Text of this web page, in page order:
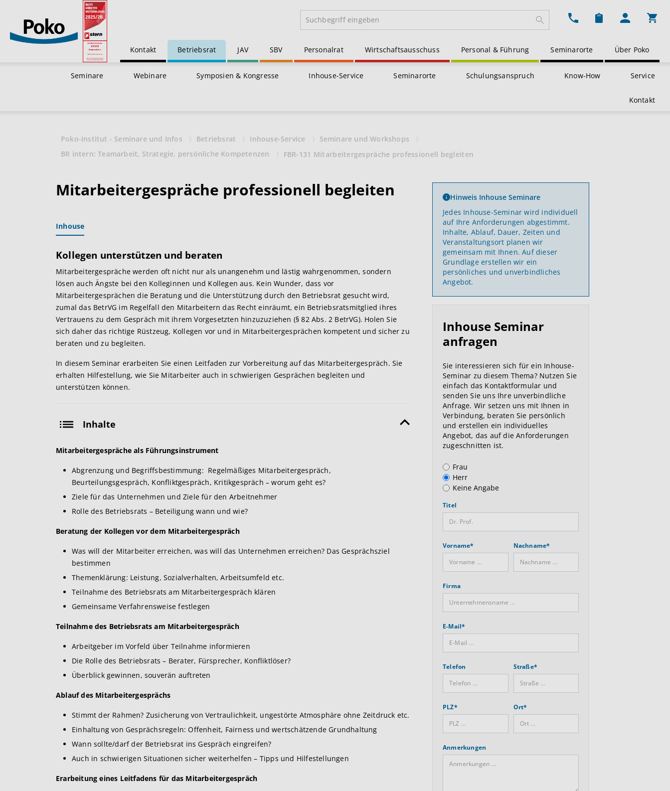
Kontakt Betriebsrat JAV SBV Personalrat Wirtschaftsausschuss Personal & Führung Seminarorte Über Poko
Seminare Webinare Symposien & Kongresse Inhouse-Service Seminarorte Schulungsanspruch Know-How Service
Kontakt
Poko-Institut - Seminare und Infos Betriebsrat Inhouse-Service
Seminare und Workshops
BR intern: Teamarbeit, Strategie, persönliche Kompetenzen
FBR-131 Mitarbeitergespräche professionell begleiten
Mitarbeitergespräche professionell begleiten
Inhouse
Kollegen unterstützen und beraten
Mitarbeitergespräche werden oft nicht nur als unangenehm und lästig wahrgenommen, sondern
lösen auch Ängste bei den Kolleginnen und Kollegen aus. Kein Wunder, dass vor
Mitarbeitergesprächen die Beratung und die Unterstützung durch den Betriebsrat gesucht wird,
zumal das BetrVG im Regelfall den Mitarbeitern das Recht einräumt, ein Betriebsratsmitglied ihres
Vertrauens zu dem Gespräch mit ihrem Vorgesetzten hinzuzuziehen (§ 82 Abs. 2 BetrVG). Holen Sie
sich daher das richtige Rüstzeug, Kollegen vor und in Mitarbeitergesprächen kompetent und sicher zu
beraten und zu begleiten.
In diesem Seminar erarbeiten Sie einen Leitfaden zur Vorbereitung auf das Mitarbeitergespräch. Sie
erhalten Hilfestellung, wie Sie Mitarbeiter auch in schwierigen Gesprächen begleiten und
unterstützen können.
Inhalte
Mitarbeitergespräche als Führungsinstrument
Abgrenzung und Begriffsbestimmung: Regelmäßiges Mitarbeitergespräch,
Beurteilungsgespräch, Konfliktgespräch, Kritikgespräch – worum geht es?
Ziele für das Unternehmen und Ziele für den Arbeitnehmer
Rolle des Betriebsrats – Beteiligung wann und wie?
Beratung der Kollegen vor dem Mitarbeitergespräch
Was will der Mitarbeiter erreichen, was will das Unternehmen erreichen? Das Gesprächsziel
bestimmen
Themenklärung: Leistung, Sozialverhalten, Arbeitsumfeld etc.
Teilnahme des Betriebsrats am Mitarbeitergespräch klären
Gemeinsame Verfahrensweise festlegen
Teilnahme des Betriebsrats am Mitarbeitergespräch
Arbeitgeber im Vorfeld über Teilnahme informieren
Die Rolle des Betriebsrats – Berater, Fürsprecher, Konfliktlöser?
Überblick gewinnen, souverän auftreten
Ablauf des Mitarbeitergesprächs
Stimmt der Rahmen? Zusicherung von Vertraulichkeit, ungestörte Atmosphäre ohne Zeitdruck etc.
Einhaltung von Gesprächsregeln: Offenheit, Fairness und wertschätzende Grundhaltung
Wann sollte/darf der Betriebsrat ins Gespräch eingreifen?
Auch in schwierigen Situationen sicher weiterhelfen – Tipps und Hilfestellungen
Erarbeitung eines Leitfadens für das Mitarbeitergespräch
Hinweis Inhouse Seminare
Jedes Inhouse-Seminar wird individuell
auf Ihre Anforderungen abgestimmt.
Inhalte, Ablauf, Dauer, Zeiten und
Veranstaltungsort planen wir
gemeinsam mit Ihnen. Auf dieser
Grundlage erstellen wir ein
persönliches und unverbindliches
Angebot.
Inhouse Seminar
anfragen
Sie interessieren sich für ein Inhouse-
Seminar zu diesem Thema? Nutzen Sie
einfach das Kontaktformular und
senden Sie uns Ihre unverbindliche
Anfrage. Wir setzen uns mit Ihnen in
Verbindung, beraten Sie persönlich
und erstellen ein individuelles
Angebot, das auf die Anforderungen
zugeschnitten ist.
Anrede
Frau
Herr
Keine Angabe
Titel
Vorname* Nachname*
Firma
E-Mail*
Telefon Straße*
PLZ* Ort*
Anmerkungen